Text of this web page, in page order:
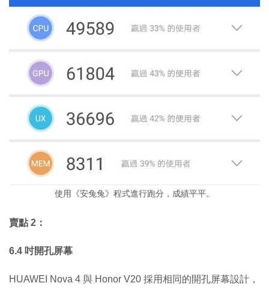
使用《安兔兔》程式進行跑分，成績平平。
賣點 2：
6.4 吋開孔屏幕
HUAWEI Nova 4 與 Honor V20 採用相同的開孔屏幕設計，